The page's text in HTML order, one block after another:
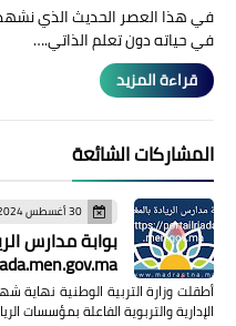
في هذا العصر الحديث الذي
في حياته دون تعلم الذاتي.…
قراءة المزيد
المشاركات الشائعة
30 أغسطس 2024
بوابة مدارس
أطقلت وزارة التربية الوطنية نهاية
الإدارية والتربوية الفاعلة بمؤسسات